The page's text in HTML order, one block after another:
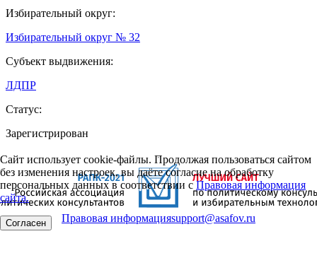
Избирательный округ:
Избирательный округ № 32
Субъект выдвижения:
ЛДПР
Статус:
Зарегистрирован
Сайт использует cookie-файлы. Продолжая пользоваться сайтом
без изменения настроек, вы даёте согласие на обработку
персональных данных в соответствии сПравовая информация
сайта.
Согласен Правовая информацияsupport@asafov.ru